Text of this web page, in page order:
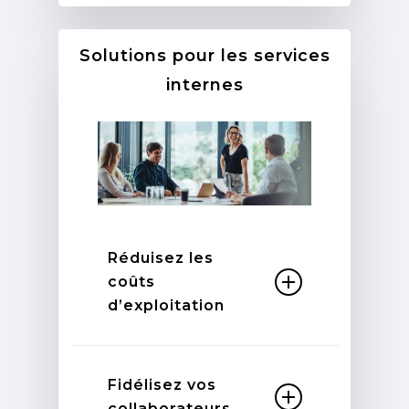
Solutions pour les services
internes
Réduisez les
coûts
d’exploitation
d’exploitation grâce à une
meilleure optimisation des
Fidélisez vos